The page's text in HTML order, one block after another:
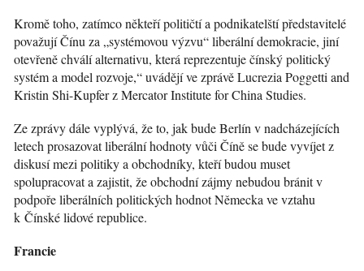
Kromě toho, zatímco někteří političtí a podnikatelští představitelé
považují Čínu za „systémovou výzvu“ liberální demokracie, jiní
otevřeně chválí alternativu, která reprezentuje čínský politický
systém a model rozvoje,“ uvádějí ve zprávě Lucrezia Poggetti and
Kristin Shi-Kupfer z Mercator Institute for China Studies.
Ze zprávy dále vyplývá, že to, jak bude Berlín v nadcházejících
letech prosazovat liberální hodnoty vůči Číně se bude vyvíjet z
diskusí mezi politiky a obchodníky, kteří budou muset
spolupracovat a zajistit, že obchodní zájmy nebudou bránit v
podpoře liberálních politických hodnot Německa ve vztahu
k Čínské lidové republice.
Francie